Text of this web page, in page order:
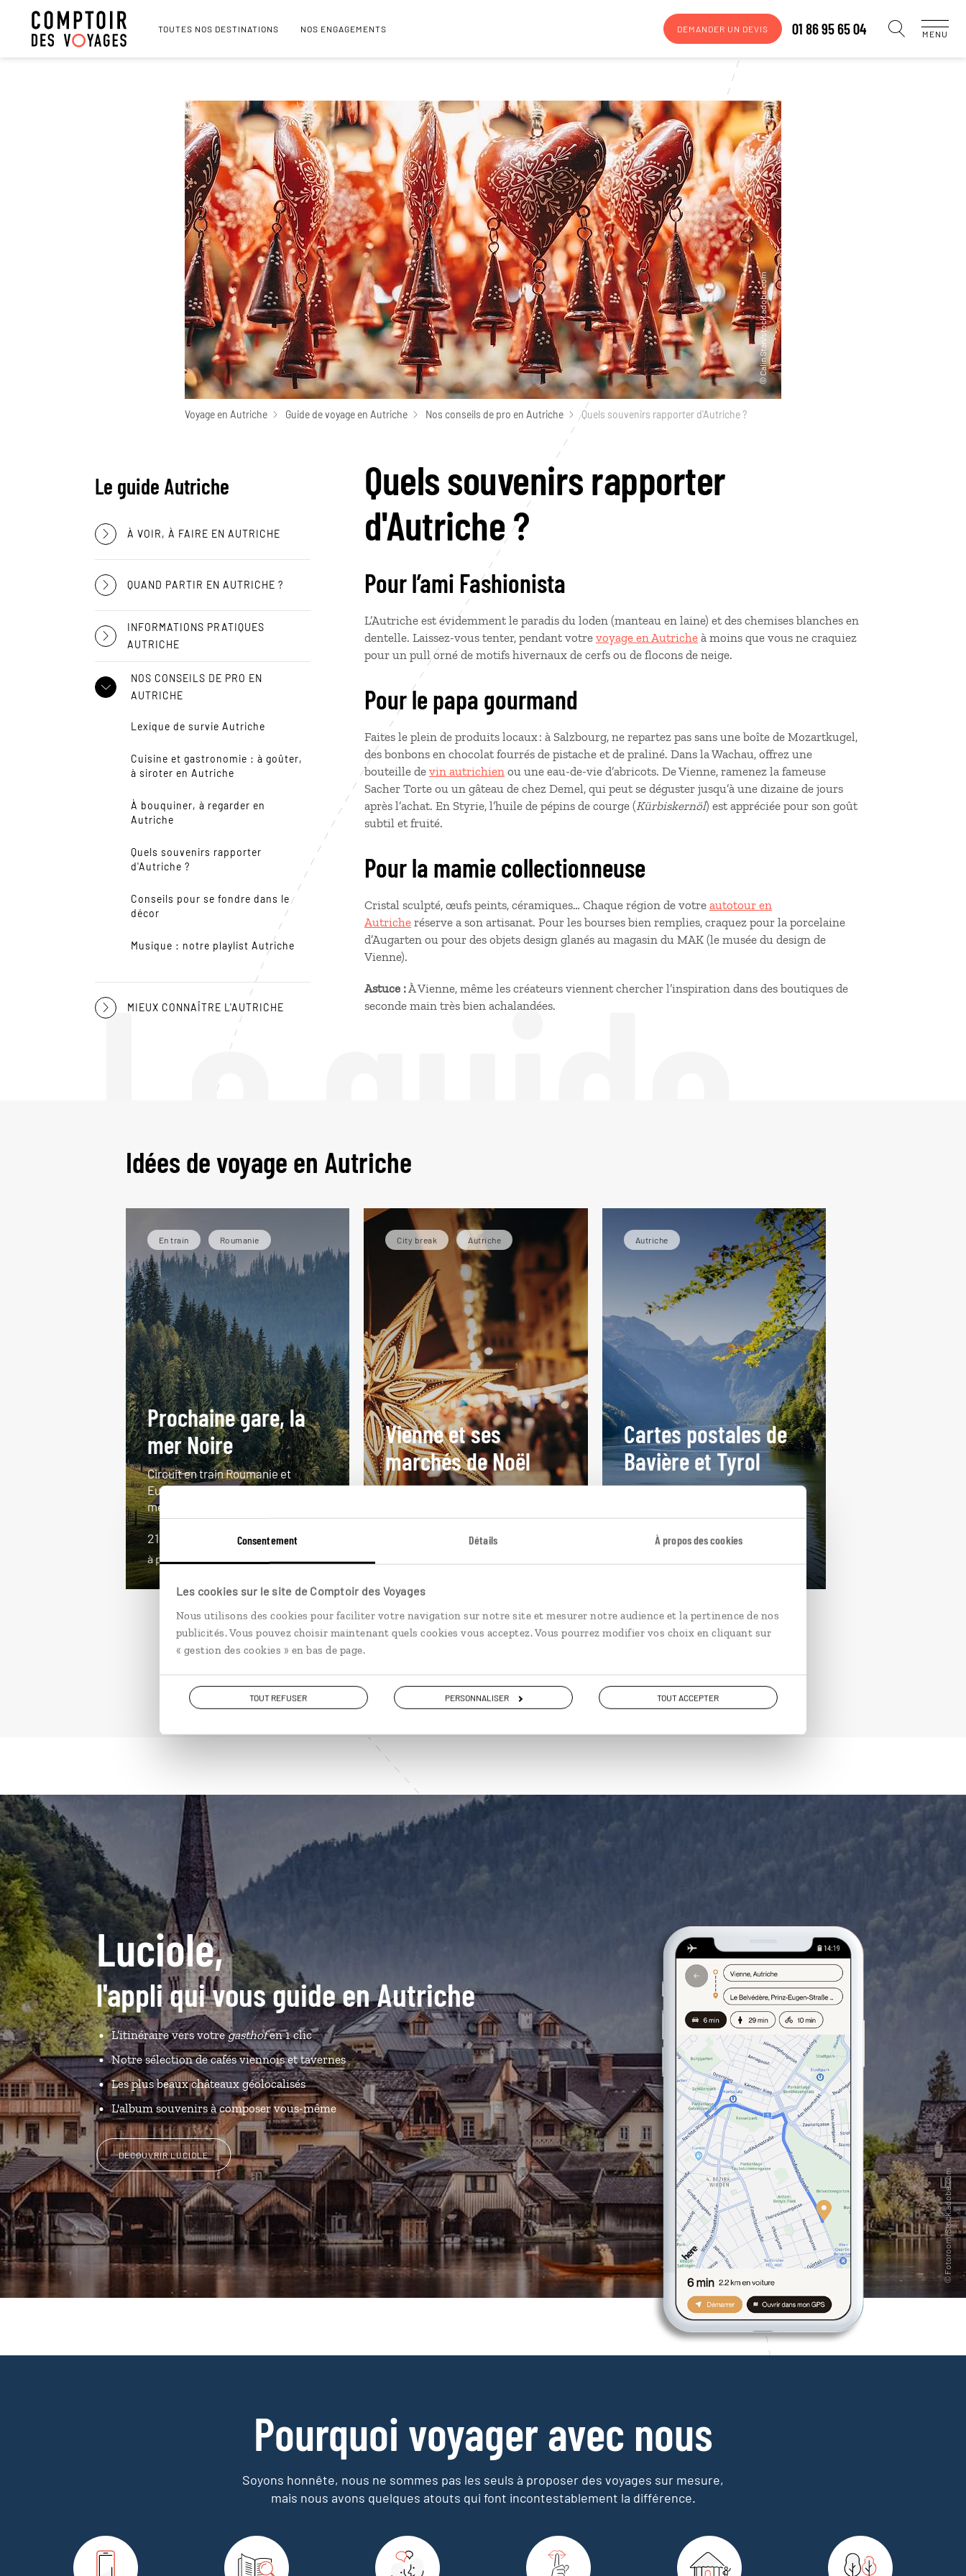
Consentement Détails À propos des cookies
Les cookies sur le site de Comptoir des Voyages
Nous utilisons des cookies pour faciliter votre navigation sur notre site et mesurer notre audience et la pertinence de nos
publicités. Vous pouvez choisir maintenant quels cookies vous acceptez. Vous pourrez modifier vos choix en cliquant sur
« gestion des cookies » en bas de page.
TOUT REFUSER PERSONNALISER TOUT ACCEPTER
TOUTES NOS DESTINATIONS NOS ENGAGEMENTS DEMANDER UN DEVIS 01 86 95 65 04 MENU
Voyage en Autriche Guide de voyage en Autriche Nos conseils de pro en Autriche Quels souvenirs rapporter d'Autriche ?
Le guide
Le guide Autriche
À VOIR, À FAIRE EN AUTRICHE
QUAND PARTIR EN AUTRICHE ?
INFORMATIONS PRATIQUES
AUTRICHE
NOS CONSEILS DE PRO EN
AUTRICHE
Lexique de survie Autriche
Cuisine et gastronomie : à goûter,
à siroter en Autriche
À bouquiner, à regarder en
Autriche
Quels souvenirs rapporter
d'Autriche ?
Conseils pour se fondre dans le
décor
Musique : notre playlist Autriche
MIEUX CONNAÎTRE L'AUTRICHE
Quels souvenirs rapporter
d'Autriche ?
Pour l’ami Fashionista
L’Autriche est évidemment le paradis du loden (manteau en laine) et des chemises blanches en
dentelle. Laissez-vous tenter, pendant votre voyage en Autriche à moins que vous ne craquiez
pour un pull orné de motifs hivernaux de cerfs ou de flocons de neige.
Pour le papa gourmand
Faites le plein de produits locaux : à Salzbourg, ne repartez pas sans une boîte de Mozartkugel,
des bonbons en chocolat fourrés de pistache et de praliné. Dans la Wachau, offrez une
bouteille de vin autrichien ou une eau-de-vie d’abricots. De Vienne, ramenez la fameuse
Sacher Torte ou un gâteau de chez Demel, qui peut se déguster jusqu’à une dizaine de jours
après l’achat. En Styrie, l’huile de pépins de courge (Kürbiskernöl) est appréciée pour son goût
subtil et fruité.
Pour la mamie collectionneuse
Cristal sculpté, œufs peints, céramiques… Chaque région de votre autotour en
Autriche réserve a son artisanat. Pour les bourses bien remplies, craquez pour la porcelaine
d’Augarten ou pour des objets design glanés au magasin du MAK (le musée du design de
Vienne).
Astuce :À Vienne, même les créateurs viennent chercher l’inspiration dans des boutiques de
seconde main très bien achalandées.
Idées de voyage en Autriche
En train Roumanie
Prochaine gare, la
mer Noire
Circuit en train Roumanie et
Europe centrale, de Paris jusqu’à la
mer Noire.
21 jours / 20 nuits
à partir de 3650€
City break Autriche
Vienne et ses
marchés de Noël
Week-end sur mesure à Vienne et
4 jours / 3 nuits
Autriche
Cartes postales de
Bavière et Tyrol
Circuit autotour de châteaux
8 jours / 7 nuits
Luciole,
l'appli qui vous guide en Autriche
L’itinéraire vers votregasthofen 1 clic
Notre sélection de cafés viennois et tavernes
Les plus beaux châteaux géolocalisés
L'album souvenirs à composer vous-même
DÉCOUVRIR LUCIOLE
Pourquoi voyager avec nous
Soyons honnête, nous ne sommes pas les seuls à proposer des voyages sur mesure,
mais nous avons quelques atouts qui font incontestablement la différence.